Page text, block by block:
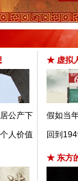
公产下
人价值
★ 虚拟
假如当
回到
★ 东方